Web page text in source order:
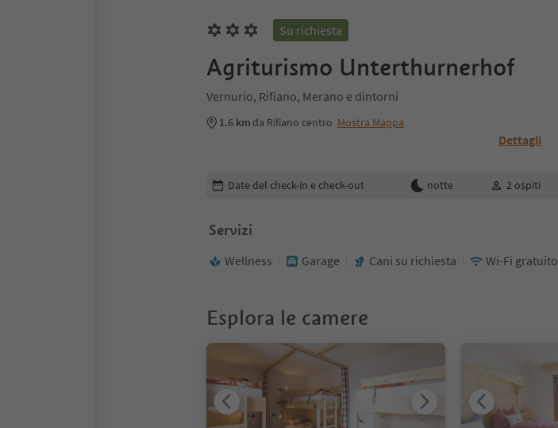
Su richiesta
Agriturismo Unterthurnerhof
Vernurio, Rifiano, Merano e dintorni
1.6 km da Rifiano centro Mostra Mappa
Dettagli
Modifica i dettagli della prenotazione
Date del check-in e check-out notte 2 ospiti
Servizi
Wellness Garage Cani su richiesta Wi-Fi gratuito
Esplora le camere